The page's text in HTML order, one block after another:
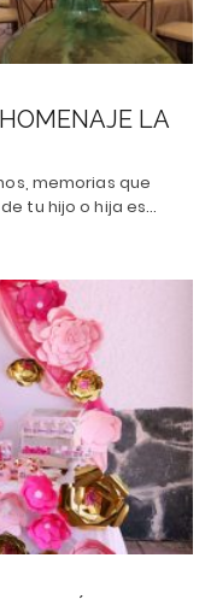
LA
memorias que
tu hijo o hija es…